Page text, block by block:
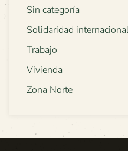
Sin categoría
Solidaridad
Trabajo
Vivienda
Zona Norte